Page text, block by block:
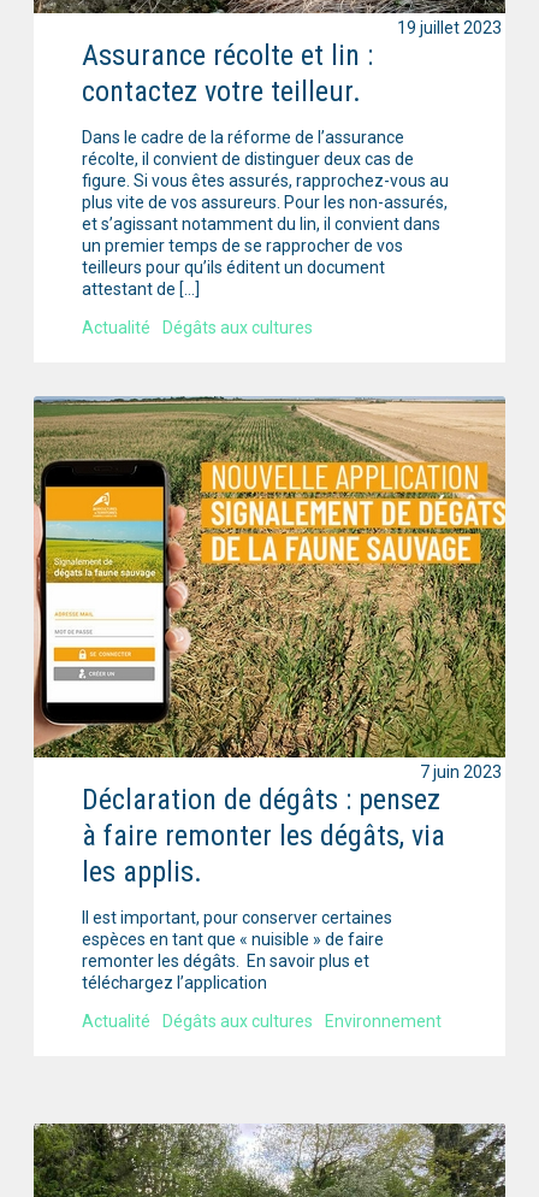
Assurance récolte et lin :
contactez votre teilleur.
Dans le cadre de la réforme de l’assurance
récolte, il convient de distinguer deux cas de
figure. Si vous êtes assurés, rapprochez-vous au
plus vite de vos assureurs. Pour les non-assurés,
et s’agissant notamment du lin, il convient dans
un premier temps de se rapprocher de vos
teilleurs pour qu’ils éditent un document
attestant de […]
Actualité
Dégâts aux cultures
19 juillet 2023
Déclaration de dégâts : pensez
à faire remonter les dégâts, via
les applis.
Il est important, pour conserver certaines
espèces en tant que « nuisible » de faire
remonter les dégâts. En savoir plus et
téléchargez l’application
Actualité
Dégâts aux cultures Environnement
7 juin 2023